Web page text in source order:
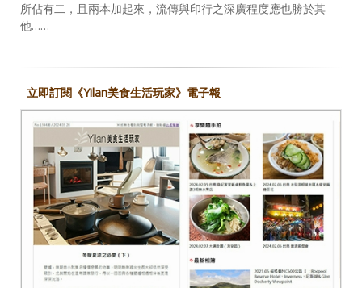
所佔有二，且兩本加起來，流傳與印行之深廣程度應也勝於其
他……
立即訂閱《Yilan美食生活玩家》電子報